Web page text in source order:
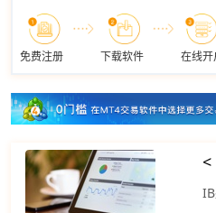
免费注册 下载软件 在线开